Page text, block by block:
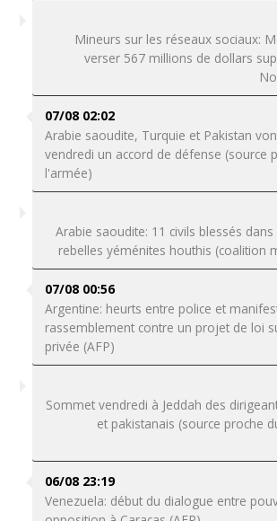
Mineurs sur les réseaux sociaux:
verser 567 millions de dollars
07/08 02:02
Arabie saoudite, Turquie et Pakistan
vendredi un accord de défense (source
l'armée)
Arabie saoudite: 11 civils blessés
rebelles yéménites houthis (coalition
07/08 00:56
Argentine: heurts entre police et
rassemblement contre un projet de loi
privée (AFP)
Sommet vendredi à Jeddah des
et pakistanais (source proche
06/08 23:19
Venezuela: début du dialogue entre